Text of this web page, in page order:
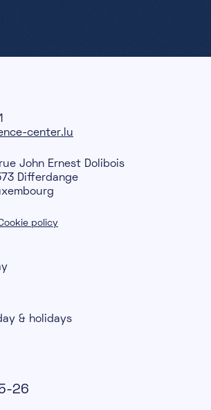
center.lu
John Ernest Dolibois
Differdange
policy
& holidays
26